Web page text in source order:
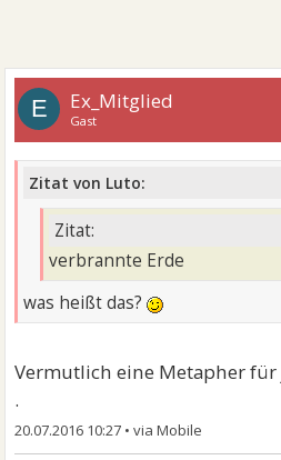
E Ex_Mitglied
Gast
Zitat von Luto:
Zitat:
verbrannte Erde
was heißt das?
Vermutlich eine Metapher
.
20.07.2016 10:27 •